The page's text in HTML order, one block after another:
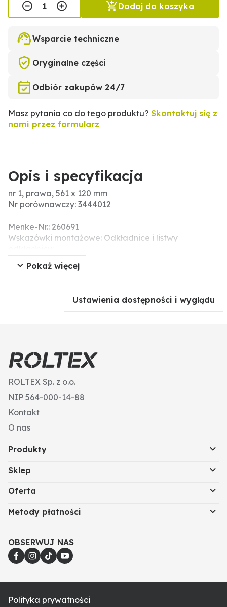
Dodaj do koszyka
Wsparcie techniczne
Oryginalne części
Odbiór zakupów 24/7
Masz pytania co do tego produktu? Skontaktuj się z
nami przez formularz
Opis i specyfikacja
nr 1, prawa, 561 x 120 mm
Nr porównawczy: 3444012
Menke-Nr.: 260691
Wskazówki montażowe: Odkładnice i listwy
Przy wymianie odkładnic i listew należy dokręcać
śruby na zmianę, żeby uniknąć napięcia i ostatecznie
uniknąć napięć, należy użyć podkładek tekturowych.
Pasujące śruby: 4 x 1801035810
Pokaż więcej
Ustawienia dostępności i wyglądu
ROLTEX Sp. z o.o.
NIP 564-000-14-88
Kontakt
O nas
Produkty
Sklep
Oferta
Metody płatności
OBSERWUJ NAS
Polityka prywatności